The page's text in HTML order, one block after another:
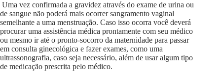
Uma vez confirmada a gravidez através do exame de urina ou
de sangue não poderá mais ocorrer sangramento vaginal
semelhante a uma menstruação. Caso isso ocorra você deverá
procurar uma assistência médica prontamente com seu médico
ou mesmo ir até o pronto-socorro da maternidade para passar
em consulta ginecológica e fazer exames, como uma
ultrassonografia, caso seja necessário, além de usar algum tipo
de medicação prescrita pelo médico.